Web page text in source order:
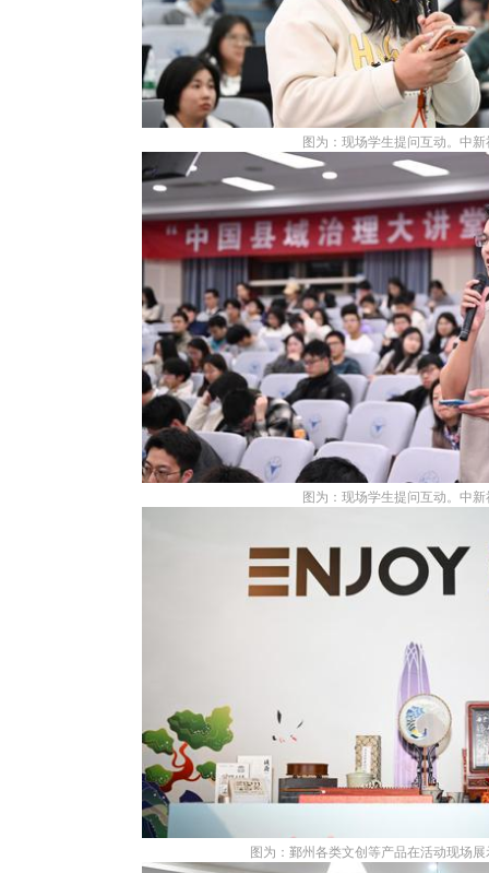
图为：现场学生提问互动。中
图为：现场学生提问互动。中
图为：鄞州各类文创等产品在活动现场